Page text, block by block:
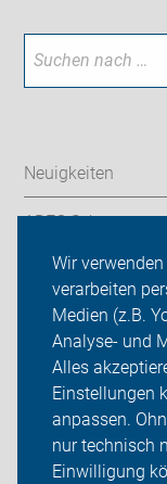
Wir
verarbeiten
Medien (z.B.
Analyse- und
Alles
Einstellungen
anpassen.
nur technisch
Einwilligung
Neuigkeiten
ADFC Schwerte
Service-Seite
Touren
Sei dabei
Presse
Login